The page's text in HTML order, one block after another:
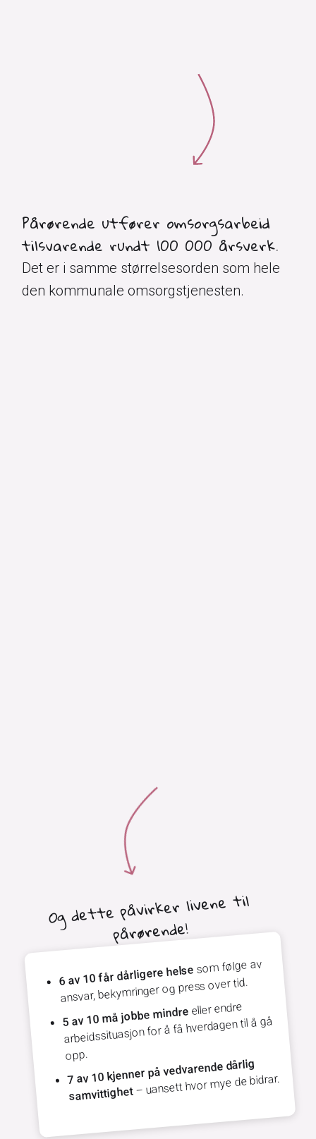
Pårørende utfører omsorgsarbeid
tilsvarende rundt 100 000 årsverk.
Det er i samme størrelsesorden som hele
den kommunale omsorgstjenesten.
Og dette påvirker livene til
pårørende!
6 av 10 får dårligere helsesom følge av
ansvar, bekymringer og press over tid.
5 av 10 må jobbe mindreeller endre
arbeidssituasjon for å få hverdagen til å gå
opp.
7 av 10 kjenner på vedvarende dårlig
samvittighet– uansett hvor mye de bidrar.